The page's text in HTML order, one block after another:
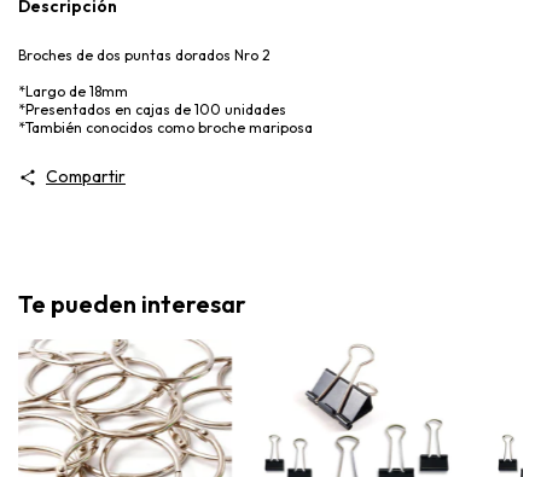
Descripción
Broches de dos puntas dorados Nro 2
*Largo de 18mm
*Presentados en cajas de 100 unidades
*También conocidos como broche mariposa
Compartir
Te pueden interesar